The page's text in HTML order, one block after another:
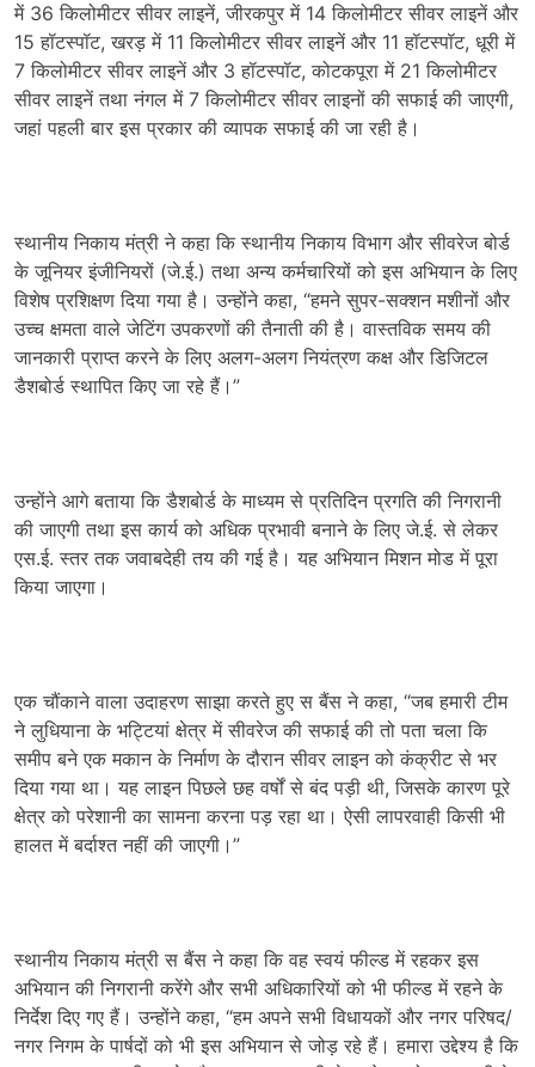
में 36 किलोमीटर सीवर लाइनें, जीरकपुर में 14 किलोमीटर सीवर लाइनें और
15 हॉटस्पॉट, खरड़ में 11 किलोमीटर सीवर लाइनें और 11 हॉटस्पॉट, धूरी में
7 किलोमीटर सीवर लाइनें और 3 हॉटस्पॉट, कोटकपूरा में 21 किलोमीटर
सीवर लाइनें तथा नंगल में 7 किलोमीटर सीवर लाइनों की सफाई की जाएगी,
जहां पहली बार इस प्रकार की व्यापक सफाई की जा रही है।
स्थानीय निकाय मंत्री ने कहा कि स्थानीय निकाय विभाग और सीवरेज बोर्ड
के जूनियर इंजीनियरों (जे.ई.) तथा अन्य कर्मचारियों को इस अभियान के लिए
विशेष प्रशिक्षण दिया गया है। उन्होंने कहा, “हमने सुपर-सक्शन मशीनों और
उच्च क्षमता वाले जेटिंग उपकरणों की तैनाती की है। वास्तविक समय की
जानकारी प्राप्त करने के लिए अलग-अलग नियंत्रण कक्ष और डिजिटल
डैशबोर्ड स्थापित किए जा रहे हैं।”
उन्होंने आगे बताया कि डैशबोर्ड के माध्यम से प्रतिदिन प्रगति की निगरानी
की जाएगी तथा इस कार्य को अधिक प्रभावी बनाने के लिए जे.ई. से लेकर
एस.ई. स्तर तक जवाबदेही तय की गई है। यह अभियान मिशन मोड में पूरा
किया जाएगा।
एक चौंकाने वाला उदाहरण साझा करते हुए स बैंस ने कहा, “जब हमारी टीम
ने लुधियाना के भट्टियां क्षेत्र में सीवरेज की सफाई की तो पता चला कि
समीप बने एक मकान के निर्माण के दौरान सीवर लाइन को कंक्रीट से भर
दिया गया था। यह लाइन पिछले छह वर्षों से बंद पड़ी थी, जिसके कारण पूरे
क्षेत्र को परेशानी का सामना करना पड़ रहा था। ऐसी लापरवाही किसी भी
हालत में बर्दाश्त नहीं की जाएगी।”
स्थानीय निकाय मंत्री स बैंस ने कहा कि वह स्वयं फील्ड में रहकर इस
अभियान की निगरानी करेंगे और सभी अधिकारियों को भी फील्ड में रहने के
निर्देश दिए गए हैं। उन्होंने कहा, “हम अपने सभी विधायकों और नगर परिषद/
नगर निगम के पार्षदों को भी इस अभियान से जोड़ रहे हैं। हमारा उद्देश्य है कि